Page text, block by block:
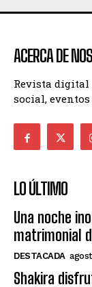
ACERCA DE
Revista digital
social,
LO ÚLTIMO
Una noche
matrimonial
DESTACADA
Shakira